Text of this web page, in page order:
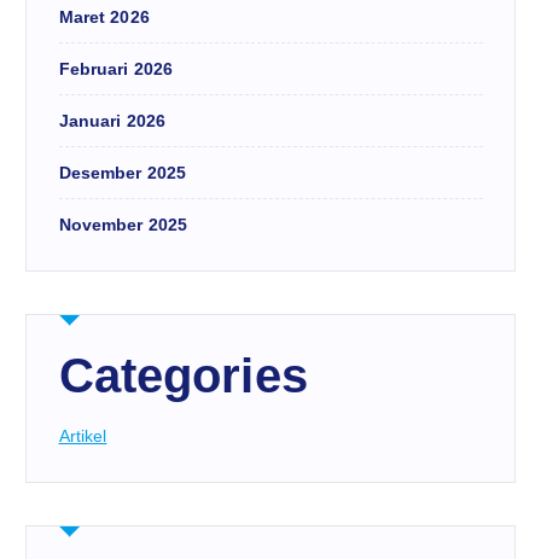
Maret 2026
Februari 2026
Januari 2026
Desember 2025
November 2025
Categories
Artikel